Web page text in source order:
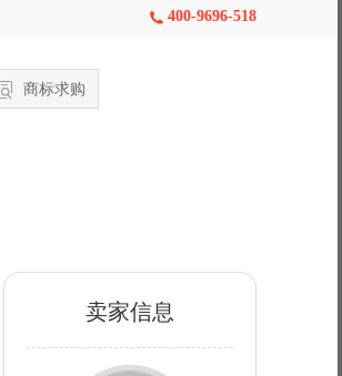
 400-9696-518
商标求购
卖家信息